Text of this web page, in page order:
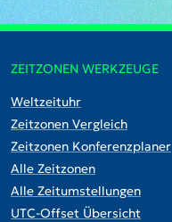
ZEITZONEN WERKZEUGE
Weltzeituhr
Zeitzonen Vergleich
Zeitzonen Konferenzplaner
Alle Zeitzonen
Alle Zeitumstellungen
UTC-Offset Übersicht